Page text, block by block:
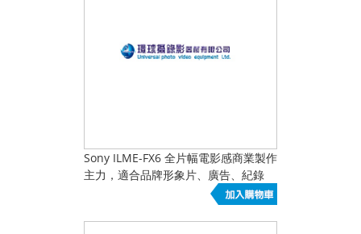
Sony ILME-FX6 全片幅電影感商業製作
主力，適合品牌形象片、廣告、紀錄